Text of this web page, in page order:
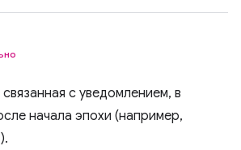
с уведомлением, в
начала эпохи (например,
).